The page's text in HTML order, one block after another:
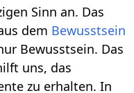
Sinn an. Das
dem Bewusstsein
Bewusstsein. Das
uns, das
zu erhalten. In